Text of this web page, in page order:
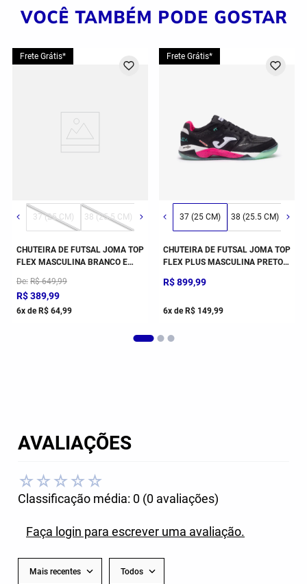
VOCÊ TAMBÉM PODE GOSTAR
Frete Grátis*
37 (25 CM) 38 (25.5 CM) 39 (26.5 CM) 40 (27 CM) 41 (28 CM)
CHUTEIRA DE FUTSAL JOMA TOP
FLEX MASCULINA BRANCO E
PRETO
De R$ 649,99
R$389,99
6x de R$ 64,99
Frete Grátis*
37 (25 CM) 38 (25.5 CM) 39
CHUTEIRA DE FUTSAL JOMA TOP
FLEX PLUS MASCULINA PRETO E
R$899,99
6x de R$ 149,99
AVALIAÇÕES
☆ ☆ ☆ ☆ ☆
Classificação média: 0 (0 avaliações)
Faça login para escrever uma avaliação.
Mais recentes Todos